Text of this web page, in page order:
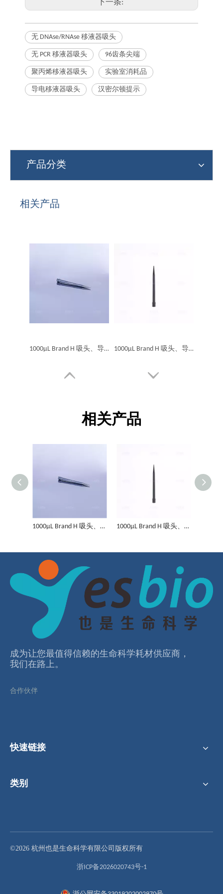
下一条:
无 DNAse/RNAse 移液器吸头
无 PCR 移液器吸头 96齿条尖端
聚丙烯移液器吸头 实验室消耗品
导电移液器吸头 汉密尔顿提示
产品分类
相关产品
1000μL Brand H 吸头、导电、5连盒装、无菌、滤芯 1000μL Brand H 吸头、导电、5连盒装、无菌、滤芯、低吸附
相关产品
1000μL Brand H 吸头、导电、5连盒装、无菌、滤芯 1000μL Brand H 吸头、导电、5连盒装、无菌、滤芯、低吸附
成为让您最值得信赖的⽣命科学耗材供应商，
我们在路上。
合作伙伴
快速链接
类别
©2026 杭州也是生命科学有限公司版权所有
浙ICP备2026020743号-1